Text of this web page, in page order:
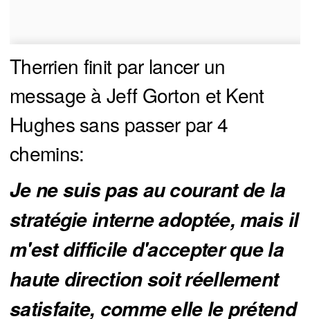
Therrien finit par lancer un
message à Jeff Gorton et Kent
Hughes sans passer par 4
chemins:
Je ne suis pas au courant de la
stratégie interne adoptée, mais il
m'est difficile d'accepter que la
haute direction soit réellement
satisfaite, comme elle le prétend